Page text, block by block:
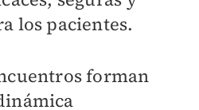
los pacientes.
forman